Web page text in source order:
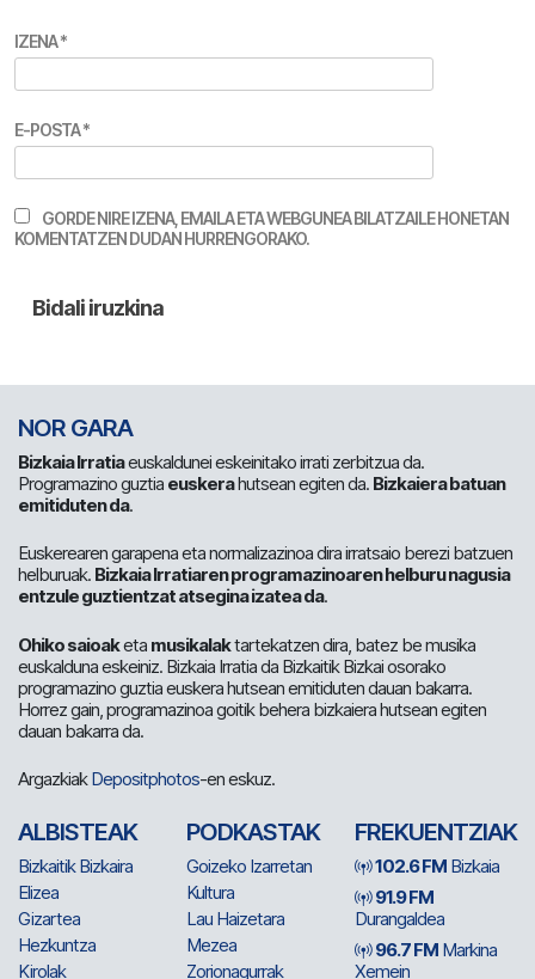
IZENA*
E-POSTA*
GORDE NIRE IZENA, EMAILA ETA WEBGUNEA BILATZAILE HONETAN
KOMENTATZEN DUDAN HURRENGORAKO.
NOR GARA
Bizkaia Irratiaeuskaldunei eskeinitako irrati zerbitzua da.
Programazino guztia euskerahutsean egiten da. Bizkaiera batuan
emitiduten da.
Euskerearen garapena eta normalizazinoa dira irratsaio berezi batzuen
helburuak. Bizkaia Irratiaren programazinoaren helburu nagusia
entzule guztientzat atsegina izatea da.
Ohiko saioaketa musikalaktartekatzen dira, batez be musika
euskalduna eskeiniz. Bizkaia Irratia da Bizkaitik Bizkai osorako
programazino guztia euskera hutsean emitiduten dauan bakarra.
Horrez gain, programazinoa goitik behera bizkaiera hutsean egiten
dauan bakarra da.
ArgazkiakDepositphotos-en eskuz.
ALBISTEAK
Bizkaitik Bizkaira
Elizea
Gizartea
Hezkuntza
Kirolak
PODKASTAK
Goizeko Izarretan
Kultura
Lau Haizetara
Mezea
Zorionagurrak
FREKUENTZIAK
102.6 FM Bizkaia
91.9 FM
Durangaldea
96.7 FM Markina
Xemein